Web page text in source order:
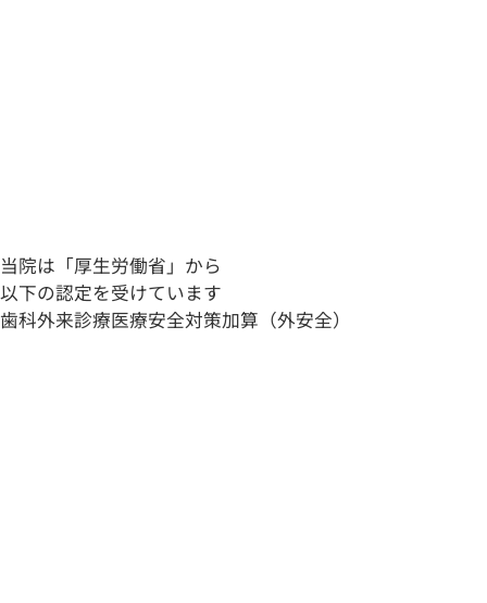
当院は「厚生労働省」から
以下の認定を受けています
歯科外来診療医療安全対策加算（外安全）